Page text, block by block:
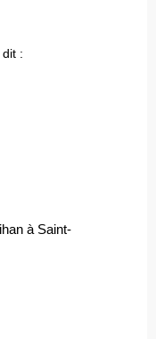
dit :
à Saint-